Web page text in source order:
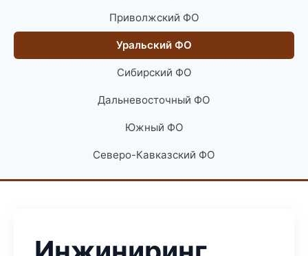
Приволжский ФО
Уральский ФО
Сибирский ФО
Дальневосточный ФО
Южный ФО
Северо-Кавказский ФО